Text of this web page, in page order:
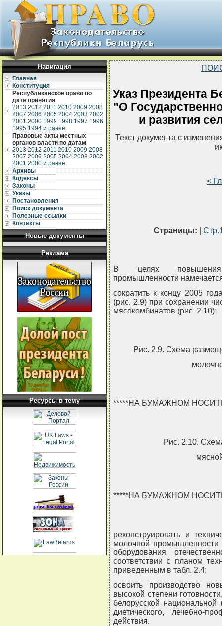
Навигация
Главная
Конституция
Республиканское право по
дате принятия
2013 2012 2011 2010 2009 2008
2007 2006 2005 2004 2003 2002
2001 2000 1999 1998 1997 1996
1995 1994 и ранее
Правовые акты местных
органов власти по датам
2013 2012 2011 2010 2009 2008
2007 2006 2005 2004 2003 2002
2001 2000 и ранее
Архивы
Кодексы
Законы
Указы
Постановления
Поиск документа
Полезные ссылки
Контакты
Новые документы
Реклама
Ресурсы в тему
Указ Президента
"О
и развития
Текст документа с
<
Страницы:
В целях повышения
промышленности
сократить к концу 2005
(рис. 2.9) при сохранении
мясокомбинатов (рис. 2.10):
Рис. 2.9. Схема
*****НА БУМАЖНОМ
Рис. 2.10.
*****НА БУМАЖНОМ
реконструировать и
молочной промышленности
оборудования
соответствии с планом
приведенным в табл. 2.4;
освоить производство
высокой степени
белорусской национальной
диетического, лечебно-
действия.